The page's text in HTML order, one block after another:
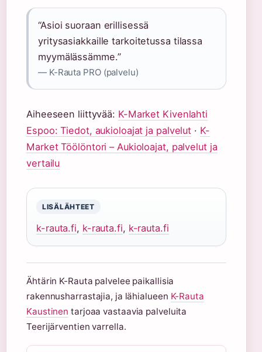
“Asioi suoraan erillisessä
yritysasiakkaille tarkoitetussa tilassa
myymälässämme.”
— K-Rauta PRO (palvelu)
Aiheeseen liittyvää: K-Market Kivenlahti
Espoo: Tiedot, aukioloajat ja palvelut · K-
Market Töölöntori – Aukioloajat, palvelut ja
vertailu
LISÄLÄHTEET
k-rauta.fi, k-rauta.fi, k-rauta.fi
Ähtärin K-Rauta palvelee paikallisia
rakennusharrastajia, ja lähialueen K-Rauta
Kaustinen tarjoaa vastaavia palveluita
Teerijärventien varrella.